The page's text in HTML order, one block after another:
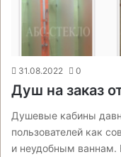
31.08.2022 0
Душ на заказ
Душевые кабины
пользователей как
и неудобным